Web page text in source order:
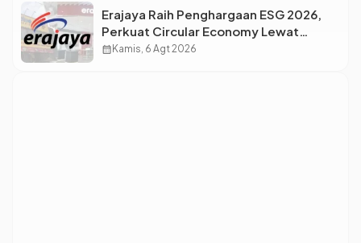
Erajaya Raih Penghargaan ESG 2026,
Perkuat Circular Economy Lewat
Pengelolaan Limbah Berkelanjutan
calendar_monthKamis, 6 Agt 2026